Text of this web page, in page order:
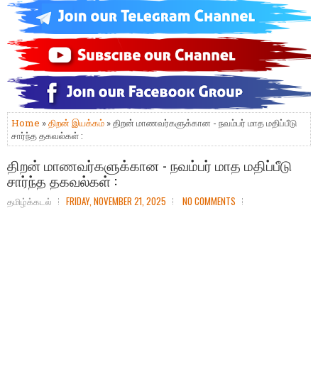
Home »திறன் இயக்கம் » திறன் மாணவர்களுக்கான - நவம்பர் மாத மதிப்பீடு
சார்ந்த தகவல்கள் :
திறன் மாணவர்களுக்கான - நவம்பர் மாத மதிப்பீடு
சார்ந்த தகவல்கள் :
தமிழ்க்கடல் FRIDAY, NOVEMBER 21, 2025 NO COMMENTS